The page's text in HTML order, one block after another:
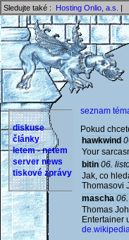
Sledujte také : Hosting Onlio, a.s. |
diskuse
články
letem - netem
server news
tiskové zprávy
seznam
Pokud
hawkwind
Your
bitin 06.
Jak, co
Thomasovi
mascha
Thomas
Entertainer